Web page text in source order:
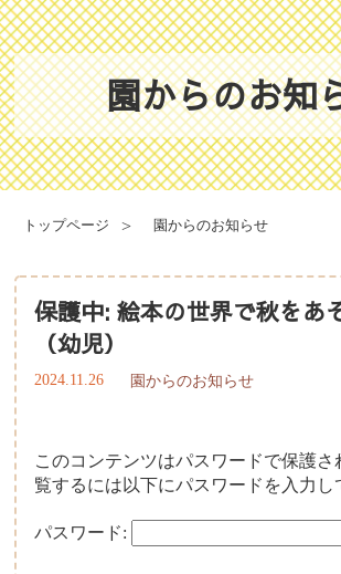
理念・方針
園の概要
健康と安全・衛生・防災
園
子育て支援について
園からのお知
トップページ 園からのお知らせ
保護中: 絵本の世界で秋をあ
（幼児）
2024.11.26 園からのお知らせ
このコンテンツはパスワードで保護さ
覧するには以下にパスワードを入力し
パスワード: